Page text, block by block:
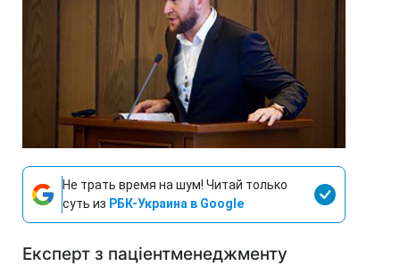
Не трать время на шум! Читай только
суть из РБК-Украина в Google
Експерт з паціентменеджменту